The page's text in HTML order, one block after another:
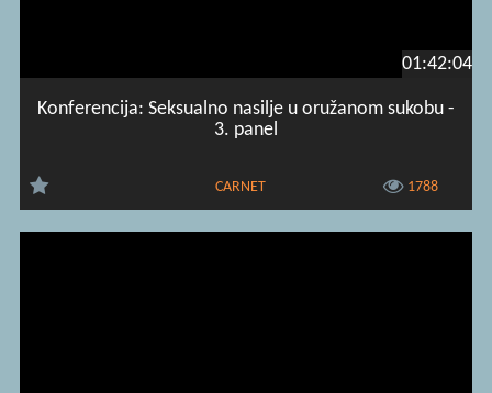
01:42:04
Konferencija: Seksualno nasilje u oružanom sukobu -
3. panel
CARNET 1788